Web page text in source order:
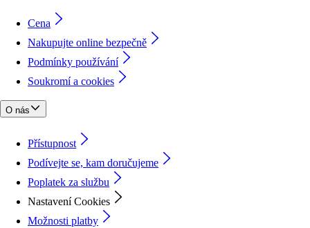
Cena
Nakupujte online bezpečně
Podmínky používání
Soukromí a cookies
O nás
Přístupnost
Podívejte se, kam doručujeme
Poplatek za službu
Nastavení Cookies
Možnosti platby